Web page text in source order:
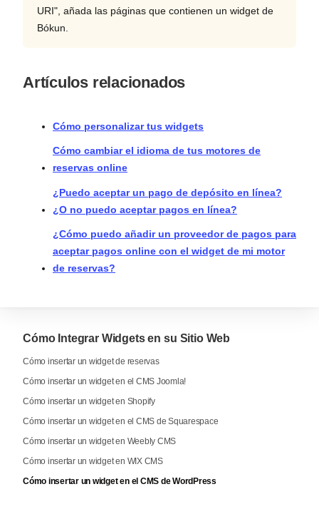
URI", añada las páginas que contienen un widget de
Bókun.
Artículos relacionados
Cómo personalizar tus widgets
Cómo cambiar el idioma de tus motores de
reservas online
¿Puedo aceptar un pago de depósito en línea?
¿O no puedo aceptar pagos en línea?
¿Cómo puedo añadir un proveedor de pagos para
aceptar pagos online con el widget de mi motor
de reservas?
Cómo Integrar Widgets en su Sitio Web
Cómo insertar un widget de reservas
Cómo insertar un widget en el CMS Joomla!
Cómo insertar un widget en Shopify
Cómo insertar un widget en el CMS de Squarespace
Cómo insertar un widget en Weebly CMS
Cómo insertar un widget en WIX CMS
Cómo insertar un widget en el CMS de WordPress